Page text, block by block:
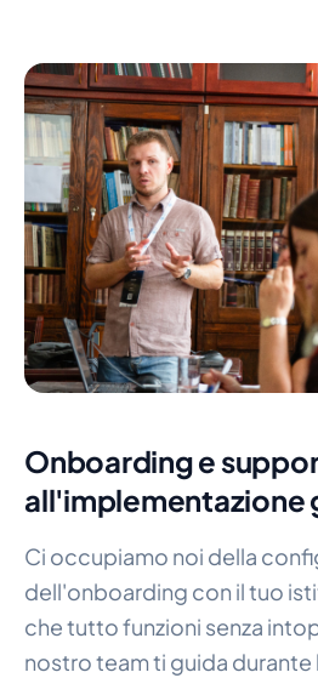
Onboarding e
all'implementazione
Ci occupiamo noi della
dell'onboarding con il tuo
che tutto funzioni senza
nostro team ti guida